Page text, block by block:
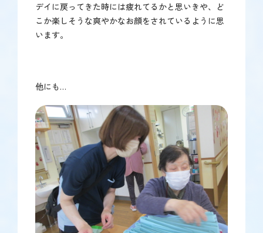
デイに戻ってきた時には疲れてるかと思いきや、ど
こか楽しそうな爽やかなお顔をされているように思
います。
他にも…